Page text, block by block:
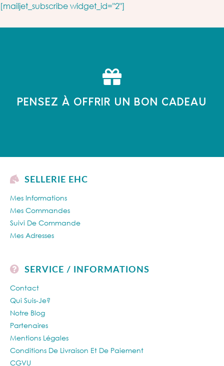
[mailjet_subscribe widget_id="2"]
PENSEZ À OFFRIR UN BON CADEAU
SELLERIE EHC
Mes Informations
Mes Commandes
Suivi De Commande
Mes Adresses
SERVICE / INFORMATIONS
Contact
Qui Suis-Je?
Notre Blog
Partenaires
Mentions Légales
Conditions De Livraison Et De Paiement
CGVU